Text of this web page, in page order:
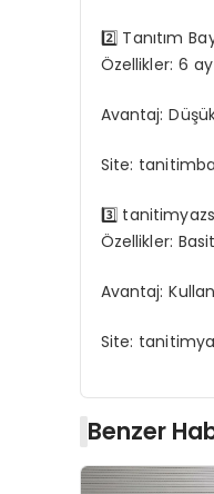
2️⃣ Tanıtım
Özellikler: 6
Avantaj:
Site:
3️⃣
Özellikler:
Avantaj:
Site:
Benzer